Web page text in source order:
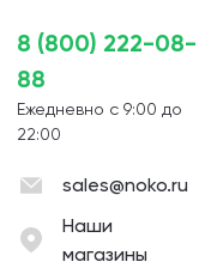
8 (800) 222-08-
88
Ежедневно с 9:00 до
22:00
sales@noko.ru
Наши
магазины